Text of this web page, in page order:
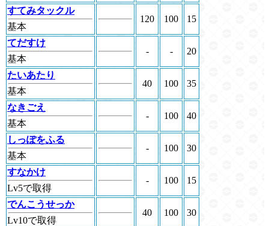
すてみタックル
基本
120 100 15
てだすけ
基本
- - 20
たいあたり
基本
40 100 35
なきごえ
基本
- 100 40
しっぽをふる
基本
- 100 30
すなかけ
Lv5で取得
- 100 15
でんこうせっか
Lv10で取得
40 100 30